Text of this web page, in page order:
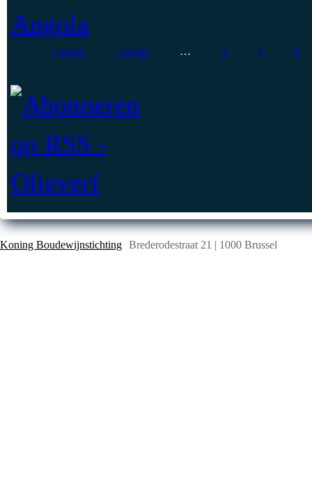
Angola
« eerste ‹ vorige … 3 4 5
Koning Boudewijnstichting Brederodestraat 21 | 1000 Brussel